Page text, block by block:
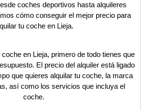
coches deportivos hasta alquileres
cómo conseguir el mejor precio para
tu coche en Lieja.
en Lieja, primero de todo tienes que
El precio del alquiler está ligado
que quieres alquilar tu coche, la marca
así como los servicios que incluya el
coche.